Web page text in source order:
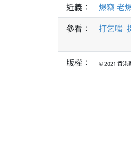
近義：
爆竊 老
參看：
打乞嗤
版權： © 2021 香港